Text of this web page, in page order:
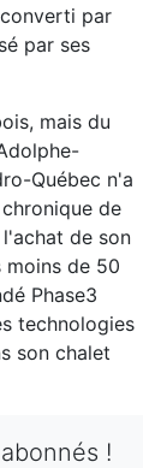
par
par ses
mais du
Québec n'a
de
de son
moins de 50
Phase3
technologies
son chalet
!